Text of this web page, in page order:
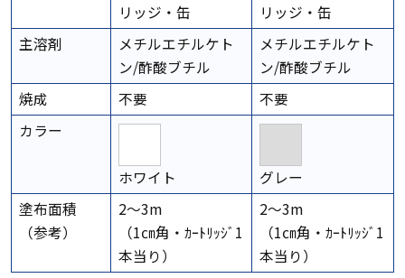
リッジ・缶
リッジ・缶
主溶剤
メチルエチルケト
ン/酢酸ブチル
メチルエチルケト
ン/酢酸ブチル
焼成
不要
不要
カラー
ホワイト
グレー
塗布面積
（参考）
2～3m
（1㎝角・ｶｰﾄﾘｯｼﾞ1
本当り）
2～3m
（1㎝角・ｶｰﾄﾘｯｼﾞ1
本当り）